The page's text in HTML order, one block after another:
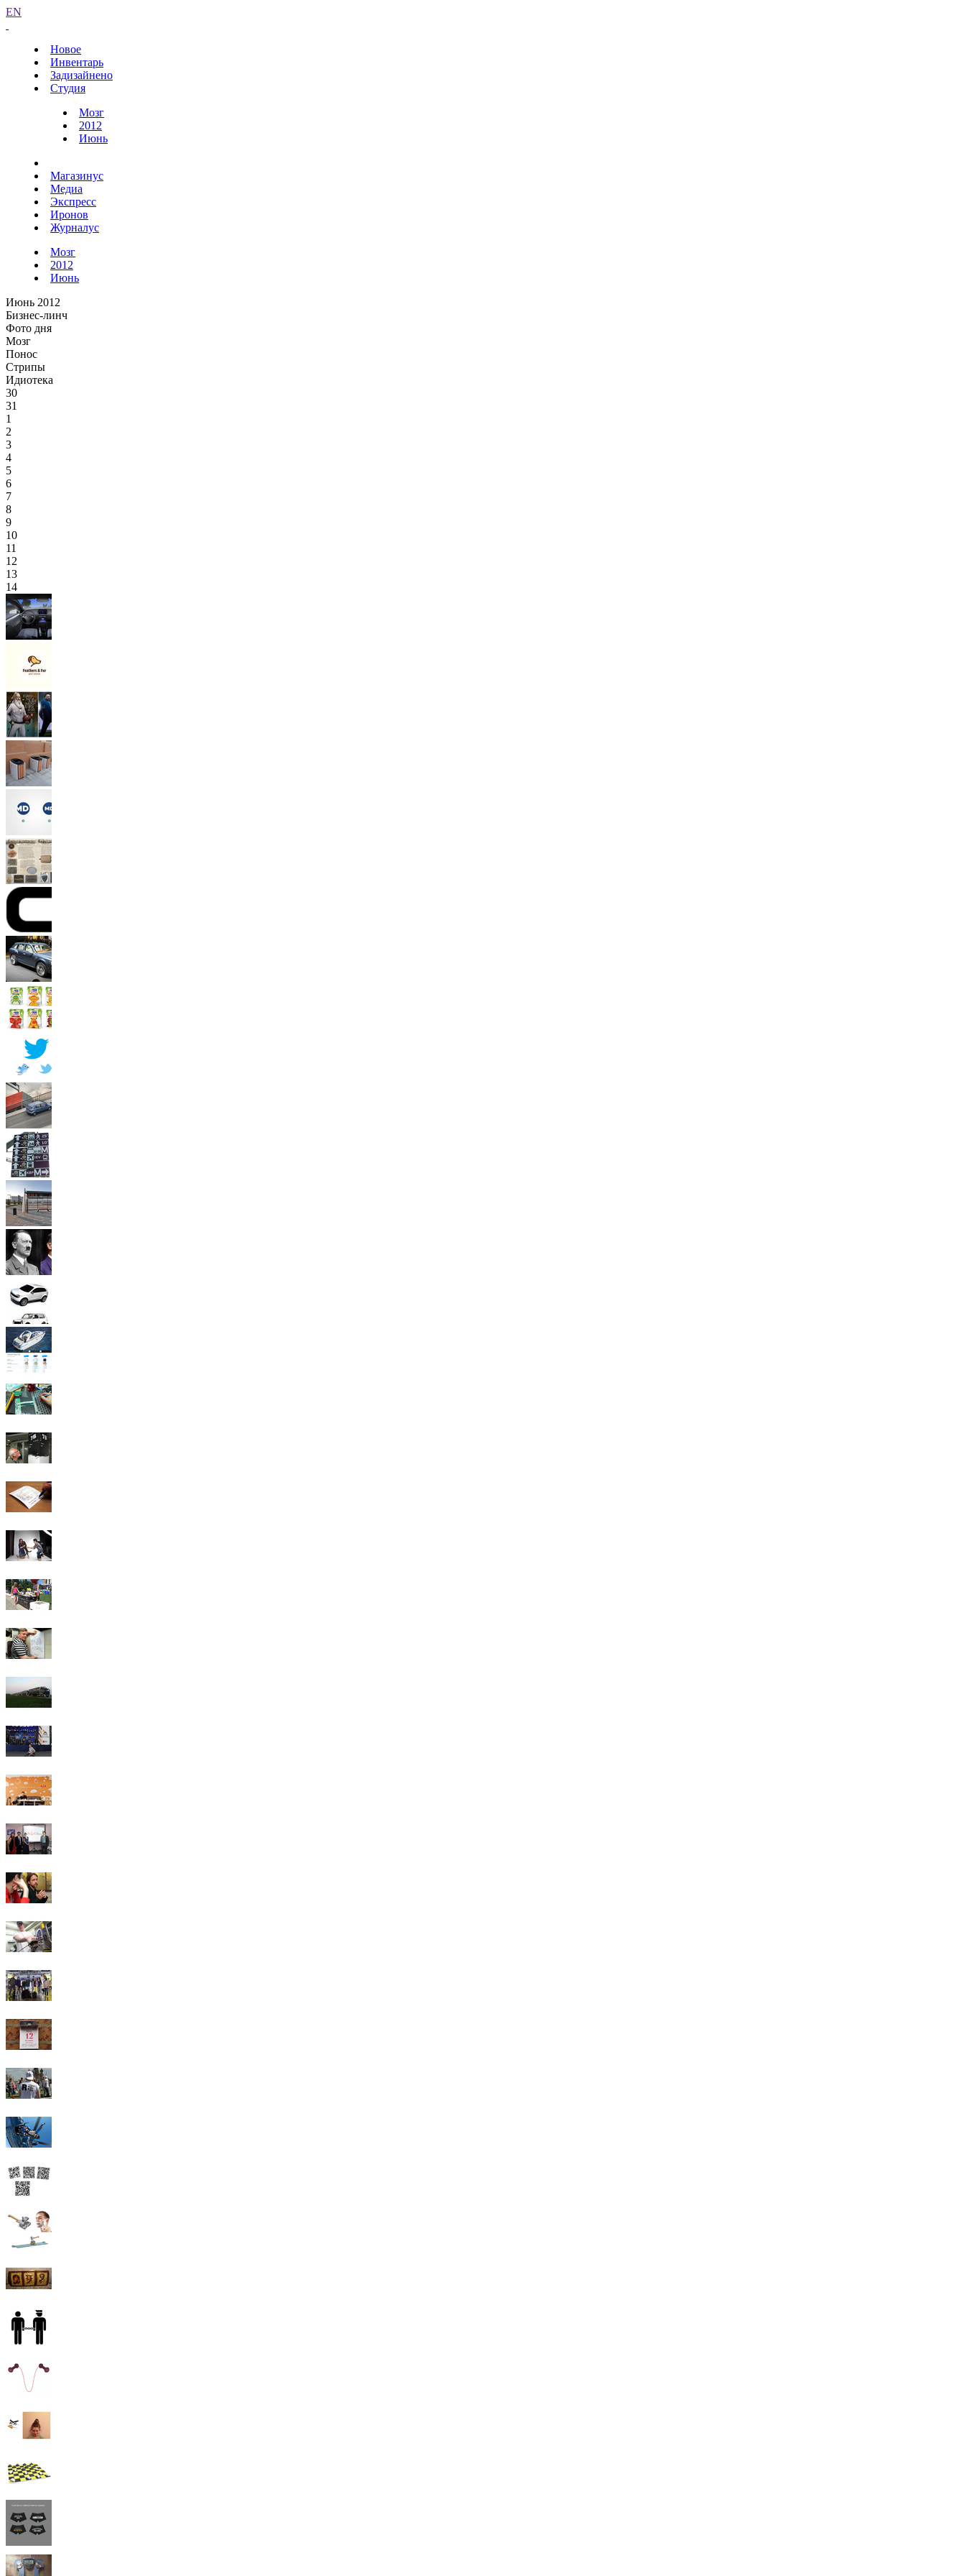
EN
Новое
Инвентарь
Задизайнено
Студия
Мозг
2012
Июнь
Магазинус
Медиа
Экспресс
Иронов
Журналус
Мозг
2012
Июнь
Июнь 2012
Бизнес-линч
Фото дня
Мозг
Понос
Стрипы
Идиотека
30
31
1
2
3
4
5
6
7
8
9
10
11
12
13
14